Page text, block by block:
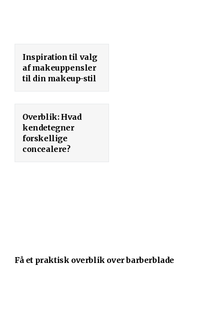
Inspiration til valg
af makeuppensler
til din makeup-stil
Overblik: Hvad
kendetegner
forskellige
concealere?
Få et praktisk overblik over barberblade